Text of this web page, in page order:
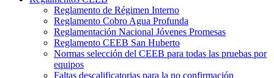
Reglamento de Régimen Interno
Reglamento Cobro Agua Profunda
Reglamentación Nacional Jóvenes Promesas
Reglamento CEEB San Huberto
Normas selección del CEEB para todas las pruebas por
equipos
Faltas descalificatorias para la no confirmación